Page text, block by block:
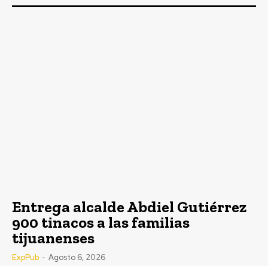
Entrega alcalde Abdiel Gutiérrez
900 tinacos a las familias
tijuanenses
ExpPub - Agosto 6, 2026